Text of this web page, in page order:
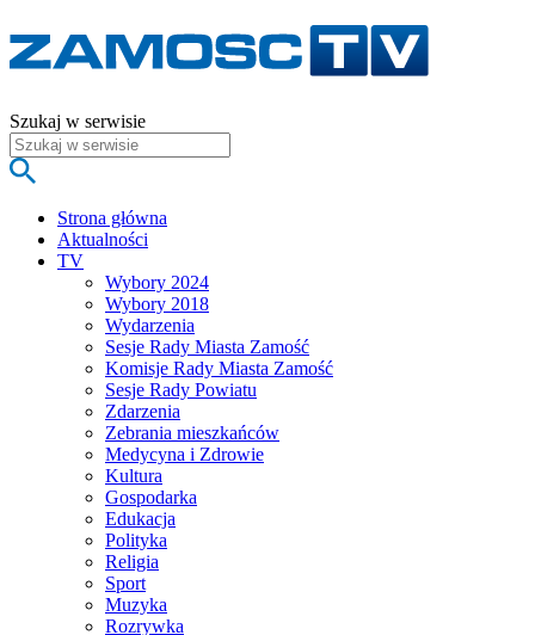
Szukaj w serwisie
Strona główna
Aktualności
TV
Wybory 2024
Wybory 2018
Wydarzenia
Sesje Rady Miasta Zamość
Komisje Rady Miasta Zamość
Sesje Rady Powiatu
Zdarzenia
Zebrania mieszkańców
Medycyna i Zdrowie
Kultura
Gospodarka
Edukacja
Polityka
Religia
Sport
Muzyka
Rozrywka